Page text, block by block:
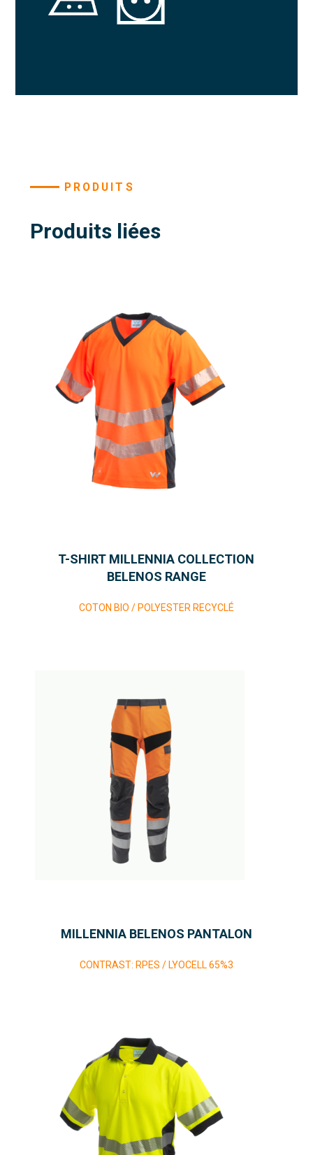
PRODUITS
Produits liées
T-SHIRT MILLENNIA COLLECTION
BELENOS RANGE
COTON BIO / POLYESTER RECYCLÉ
MILLENNIA BELENOS PANTALON
CONTRAST: RPES / LYOCELL 65%3